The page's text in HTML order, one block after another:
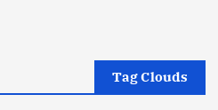
Tag Clouds